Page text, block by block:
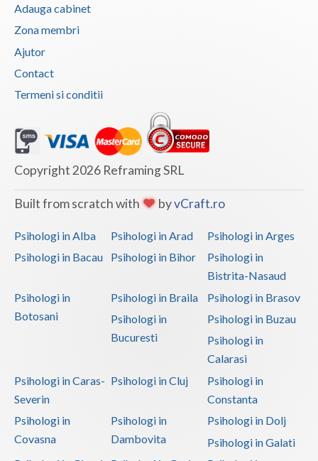
Adauga cabinet
Zona membri
Ajutor
Contact
Termeni si conditii
Copyright 2026 Reframing SRL
Built from scratch with byvCraft.ro
Psihologi in Alba Psihologi in Arad
Psihologi in Arges
Psihologi in Bacau
Psihologi in Bihor
Psihologi in
Bistrita-Nasaud
Psihologi in
Botosani
Psihologi in Braila
Psihologi in Brasov
Psihologi in
Bucuresti
Psihologi in Buzau
Psihologi in
Calarasi
Psihologi in Caras-
Severin
Psihologi in Cluj
Psihologi in
Constanta
Psihologi in
Covasna
Psihologi in
Dambovita
Psihologi in Dolj
Psihologi in Galati